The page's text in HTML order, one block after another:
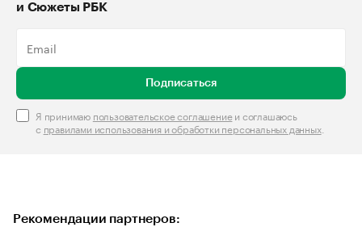
и Сюжеты РБК
Подписаться
Я принимаю пользовательское соглашениеи соглашаюсь
с правилами использования и обработки персональных данных.
Рекомендации партнеров: